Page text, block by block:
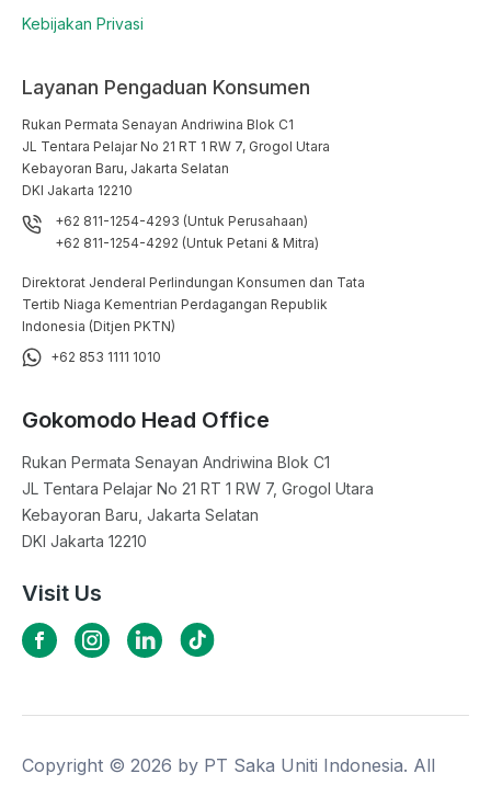
Kebijakan Privasi
Layanan Pengaduan Konsumen
Rukan Permata Senayan Andriwina Blok C1
JL Tentara Pelajar No 21 RT 1 RW 7, Grogol Utara
Kebayoran Baru, Jakarta Selatan
DKI Jakarta 12210
+62 811-1254-4293 (Untuk Perusahaan)
+62 811-1254-4292 (Untuk Petani & Mitra)
Direktorat Jenderal Perlindungan Konsumen dan Tata
Tertib Niaga Kementrian Perdagangan Republik
Indonesia (Ditjen PKTN)
+62 853 1111 1010
Gokomodo Head Office
Rukan Permata Senayan Andriwina Blok C1
JL Tentara Pelajar No 21 RT 1 RW 7, Grogol Utara
Kebayoran Baru, Jakarta Selatan
DKI Jakarta 12210
Visit Us
Copyright © 2026 by PT Saka Uniti Indonesia. All